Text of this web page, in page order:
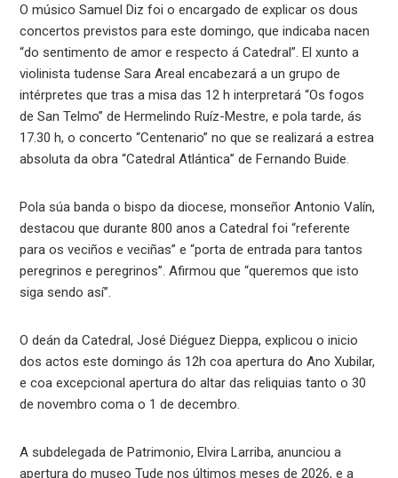
O músico Samuel Diz foi o encargado de explicar os dous
concertos previstos para este domingo, que indicaba nacen
“do sentimento de amor e respecto á Catedral”. El xunto a
violinista tudense Sara Areal encabezará a un grupo de
intérpretes que tras a misa das 12 h interpretará “Os fogos
de San Telmo” de Hermelindo Ruíz-Mestre, e pola tarde, ás
17.30 h, o concerto “Centenario” no que se realizará a estrea
absoluta da obra “Catedral Atlántica” de Fernando Buide.
Pola súa banda o bispo da diocese, monseñor Antonio Valín,
destacou que durante 800 anos a Catedral foi “referente
para os veciños e veciñas” e “porta de entrada para tantos
peregrinos e peregrinos”. Afirmou que “queremos que isto
siga sendo así”.
O deán da Catedral, José Diéguez Dieppa, explicou o inicio
dos actos este domingo ás 12h coa apertura do Ano Xubilar,
e coa excepcional apertura do altar das reliquias tanto o 30
de novembro coma o 1 de decembro.
A subdelegada de Patrimonio, Elvira Larriba, anunciou a
apertura do museo Tude nos últimos meses de 2026, e a